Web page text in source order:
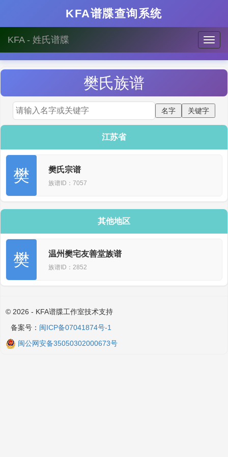
KFA谱牒查询系统
KFA - 姓氏谱牒
樊氏族谱
江苏省
樊 樊氏宗谱
族谱ID：7057
其他地区
樊 温州樊宅友善堂族谱
族谱ID：2852
© 2026 - KFA谱牒工作室技术支持
备案号： 闽ICP备07041874号-1
闽公网安备35050302000673号